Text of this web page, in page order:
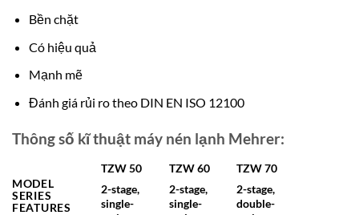
Bền chặt
Có hiệu quả
Mạnh mẽ
Đánh giá rủi ro theo DIN EN ISO 12100
Thông số kĩ thuật máy nén lạnh Mehrer:
MODEL
SERIES
FEATURES
TZW 50
2-stage,
single-
TZW 60
2-stage,
single-
TZW 70
2-stage,
double-